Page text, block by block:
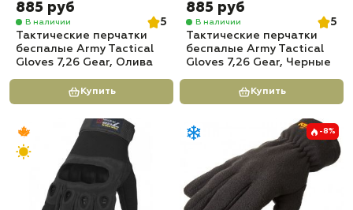
885 руб
В наличии
5
Тактические перчатки
беспалые Army Tactical
Gloves 7,26 Gear, Олива
Купить
885 руб
В наличии
5
Тактические перчатки
беспалые Army Tactical
Gloves 7,26 Gear, Черные
Купить
-8%